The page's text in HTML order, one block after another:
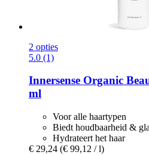
2 opties
5.0 (1)
Innersense Organic
ml
Voor alle haartypen
Biedt houdbaarheid &
Hydrateert het haar
€ 29,24 (€ 99,12 / l)